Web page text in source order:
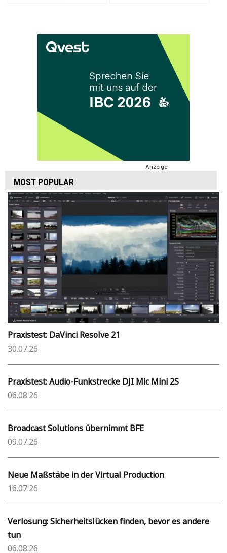
Anzeige
MOST POPULAR
Praxistest: DaVinci Resolve 21
30.07.26
Praxistest: Audio-Funkstrecke DJI Mic Mini 2S
06.08.26
Broadcast Solutions übernimmt BFE
09.07.26
Neue Maßstäbe in der Virtual Production
16.07.26
Verlosung: Sicherheitslücken finden, bevor es andere
tun
06.08.26